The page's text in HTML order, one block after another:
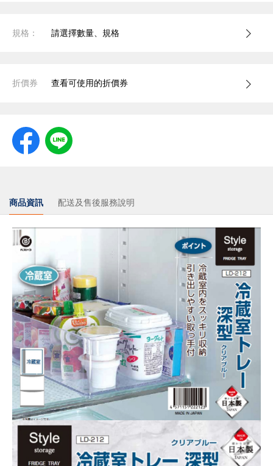
規格： 請選擇數量、規格
折價券 查看可使用的折價券
商品資訊 配送及售後服務說明